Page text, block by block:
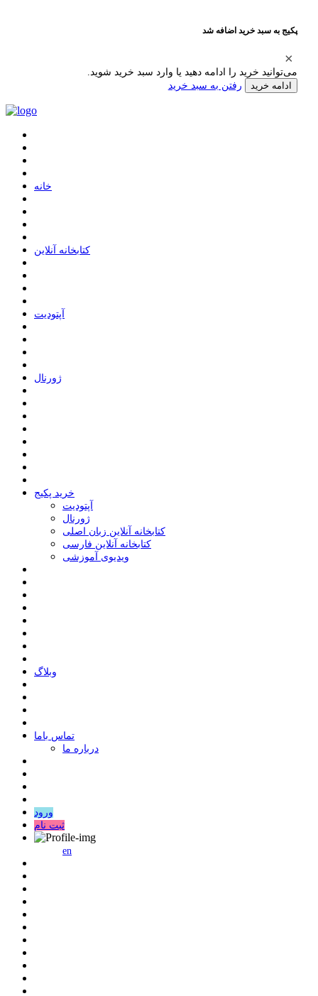
پکیج به سبد خرید اضافه شد
می‌توانید خرید را ادامه دهید یا وارد سبد خرید شوید.
ادامه خرید رفتن به سبد خرید
ﺧﺎﻧﻪ
ﮐﺘﺎﺑﺨﺎﻧﻪ ﺁﻧﻼﯾﻦ
ﺁﭘﺘﻮﺩﯾﺖ
ﮊﻭﺭﻧﺎﻝ
خرید پکیج
ﺁﭘﺘﻮﺩﯾﺖ
ﮊﻭﺭﻧﺎﻝ
کتابخانه آنلاین زبان اصلی
کتابخانه آنلاین فارسی
ویدیوی آموزشی
وبلاگ
ﺗﻤﺎﺱ ﺑﺎﻣﺎ
درباره ما
ورود
ثبت نام
en